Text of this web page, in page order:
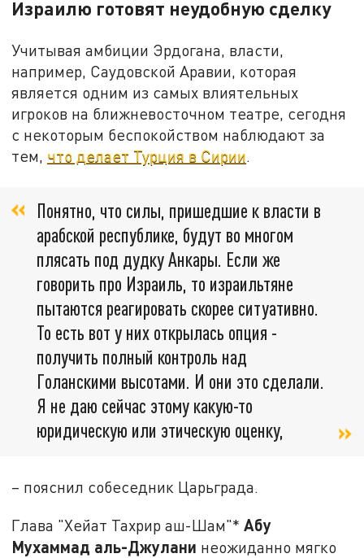
Израилю готовят неудобную сделку
Учитывая амбиции Эрдогана, власти,
например, Саудовской Аравии, которая
является одним из самых влиятельных
игроков на ближневосточном театре, сегодня
с некоторым беспокойством наблюдают за
тем, что делает Турция в Сирии.
Понятно, что силы, пришедшие к власти в
арабской республике, будут во многом
плясать под дудку Анкары. Если же
говорить про Израиль, то израильтяне
пытаются реагировать скорее ситуативно.
То есть вот у них открылась опция -
получить полный контроль над
Голанскими высотами. И они это сделали.
Я не даю сейчас этому какую-то
юридическую или этическую оценку,
– пояснил собеседник Царьграда.
Глава "Хейат Тахрир аш-Шам"*Абу
Мухаммад аль-Джулани неожиданно мягко